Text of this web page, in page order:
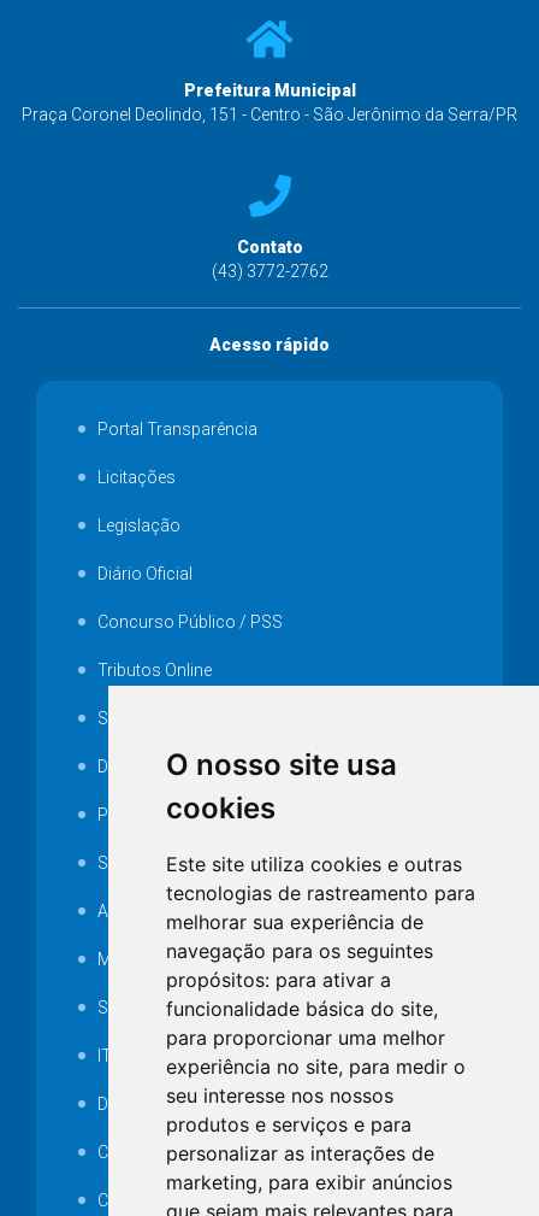
O nosso site usa
cookies
Este site utiliza cookies e outras
tecnologias de rastreamento para
melhorar sua experiência de
navegação para os seguintes
propósitos: para ativar a
funcionalidade básica do site,
para proporcionar uma melhor
experiência no site, para medir o
seu interesse nos nossos
produtos e serviços e para
personalizar as interações de
marketing, para exibir anúncios
que sejam mais relevantes para
Prefeitura Municipal
Praça Coronel Deolindo, 151 - Centro - São Jerônimo da Serra/PR
Contato
(43) 3772-2762
Acesso rápido
Portal Transparência
Licitações
Legislação
Diário Oficial
Concurso Público / PSS
Tributos Online
Serviços ISS-E
Decretos
Portarias
SAMAE
Audiência pública
MANUTENÇÃO DE ILUMINAÇÃO PÚBLICA
Serviços Técnicos TI
ITR
Desapropriações
Catalogo Eletrônico de Padronização
Consórcios Municipais